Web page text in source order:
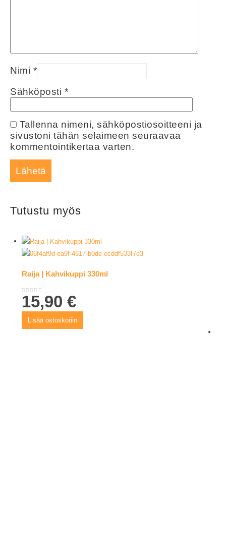
Nimi *
Sähköposti *
Tallenna nimeni, sähköpostiosoitteeni ja
sivustoni tähän selaimeen seuraavaa
kommentointikertaa varten.
Tutustu myös
Raija | Kahvikuppi 330ml
0out of 5
15,90€
Lisää ostoskoriin